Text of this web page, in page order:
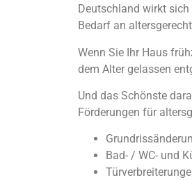
Deutschland wirkt
Bedarf an
Wenn Sie Ihr Haus
dem Alter gelassen
Und das Schönste
Förderungen für
Bad- / WC- und